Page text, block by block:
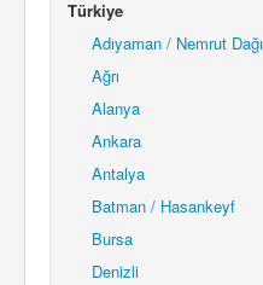
Türkiye
Adıyaman / Nemrut Dağı
Ağrı
Alanya
Ankara
Antalya
Batman / Hasankeyf
Bursa
Denizli